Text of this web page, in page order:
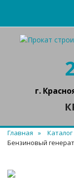
г.
Главная Каталог
Бензиновый